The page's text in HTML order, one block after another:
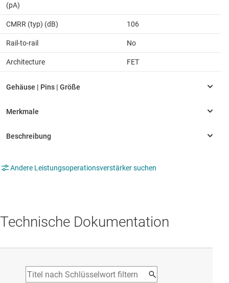
(pA)
CMRR (typ) (dB) 106
Rail-to-rail No
Architecture FET
Andere Leistungsoperationsverstärker suchen
Technische Dokumentation